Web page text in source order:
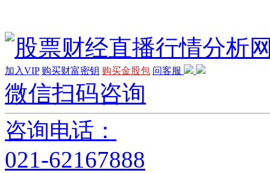
加入VIP 购买财富密钥 购买金股包 问客服
微信扫码咨询
咨询电话：
021-62167888